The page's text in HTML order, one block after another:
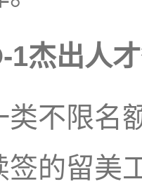
1杰出人
类不限名
签的留美